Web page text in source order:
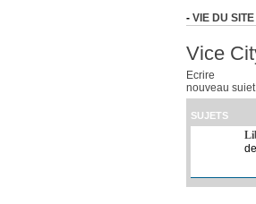
- VIE DU
Vice
Ecrire
nouveau sujet
SUJETS
de